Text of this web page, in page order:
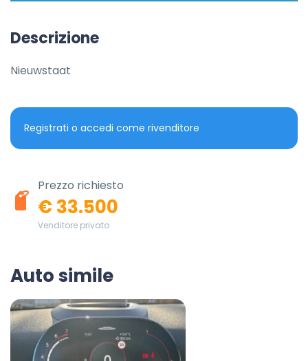
Descrizione
Nieuwstaat
Registrati o accedi come rivenditore
Prezzo richiesto
€ 33.500
Venditore privato
Auto simile